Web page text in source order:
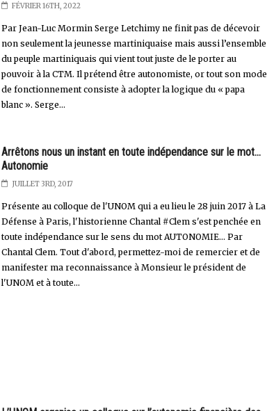
FÉVRIER 16TH, 2022
Par Jean-Luc Mormin Serge Letchimy ne finit pas de décevoir
non seulement la jeunesse martiniquaise mais aussi l’ensemble
du peuple martiniquais qui vient tout juste de le porter au
pouvoir à la CTM. Il prétend être autonomiste, or tout son mode
de fonctionnement consiste à adopter la logique du « papa
blanc ». Serge...
Arrêtons nous un instant en toute indépendance sur le mot...
Autonomie
JUILLET 3RD, 2017
Présente au colloque de l'UNOM qui a eu lieu le 28 juin 2017 à La
Défense à Paris, l'historienne Chantal #Clem s'est penchée en
toute indépendance sur le sens du mot AUTONOMIE... Par
Chantal Clem. Tout d'abord, permettez-moi de remercier et de
manifester ma reconnaissance à Monsieur le président de
l'UNOM et à toute...